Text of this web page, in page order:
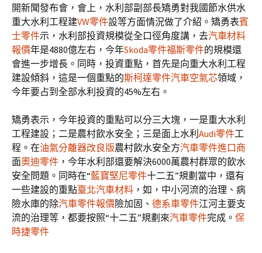
開新聞發布會，會上，水利部副部長矯勇對我國節水供水
重大水利工程建VW零件設等方面情況做了介紹。矯勇表賓
士零件示，水利部投資規模從全口徑角度講，去汽車材料
報價年是4880億左右，今年Skoda零件福斯零件的規模還
會進一步增長。同時，投資重點，首先是向重大水利工程
建設傾斜，這是一個重點的斯柯達零件汽車空氣芯領域，
今年要占到全部水利投資的45%左右。
矯勇表示，今年投資的重點可以分三大塊，一是重大水利
工程建設；二是農村飲水安全；三是面上水利 Audi零件工
程。在油氣分離器改良版農村飲水安全方汽車零件進口商
面奧迪零件 ，今年水利部還要解決6000萬農村群眾的飲水
安全問題。同時在“藍寶堅尼零件十二五”規劃當中，還有
一些建設的重點臺北汽車材料 ，如，中小河流的治理、病
險水庫的除汽車零件報價險加固、 德系車零件江河主要支
流的治理等，都要按照“十二五”規劃來汽車零件完成。 保
時捷零件